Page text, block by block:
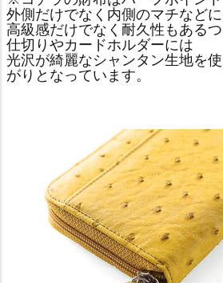
外側だけでなく内側のマチなど
高級感だけでなく耐久性もあるつ
仕切りやカードホルダーには
光沢が綺麗なシャンタン生地を
がりとなっています。